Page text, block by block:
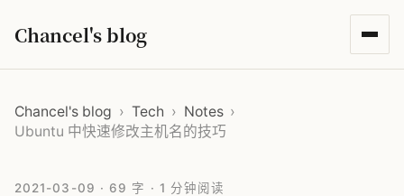
Chancel's blog
Chancel's blog › Tech › Notes ›
Ubuntu 中快速修改主机名的技巧
2021-03-09 · 69 字 · 1 分钟阅读